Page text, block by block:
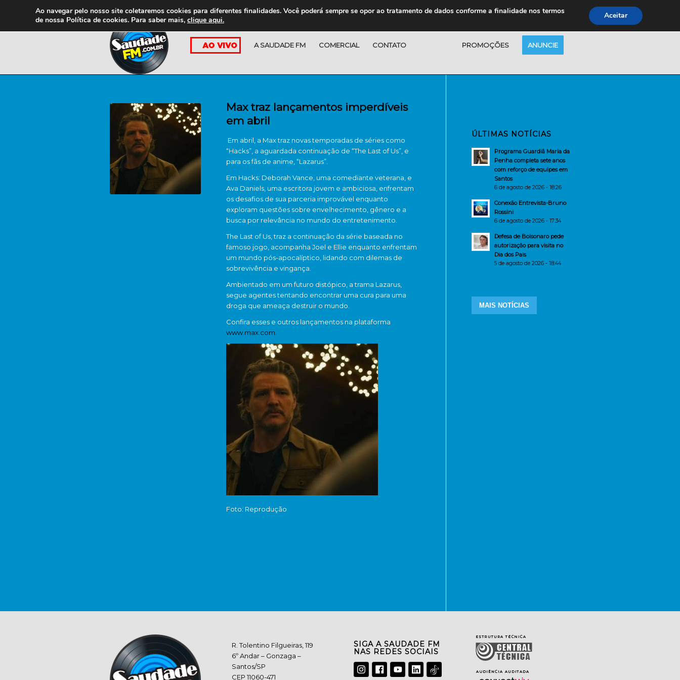
A SAUDADE FM COMERCIAL CONTATO PROMOÇÕES ANUNCIE
Max traz lançamentos imperdíveis
em abril
Em abril, a Max traz novas temporadas de séries como
“Hacks”, a aguardada continuação de “The Last of Us”, e
para os fãs de anime, “Lazarus”.
Em Hacks: Deborah Vance, uma comediante veterana, e
Ava Daniels, uma escritora jovem e ambiciosa, enfrentam
os desafios de sua parceria improvável enquanto
exploram questões sobre envelhecimento, gênero e a
busca por relevância no mundo do entretenimento.
The Last of Us, traz a continuação da série baseada no
famoso jogo, acompanha Joel e Ellie enquanto enfrentam
um mundo pós-apocalíptico, lidando com dilemas de
sobrevivência e vingança.
Ambientado em um futuro distópico, a trama Lazarus,
segue agentes tentando encontrar uma cura para uma
droga que ameaça destruir o mundo.
Confira esses e outros lançamentos na plataforma
www.max.com
Foto: Reprodução
ÚLTIMAS NOTÍCIAS
Programa Guardiã Maria da
Penha completa sete anos
com reforço de equipes em
Santos
6 de agosto de 2026 - 18:26
Conexão Entrevista-Bruno
Rossini
6 de agosto de 2026 - 17:34
Defesa de Bolsonaro pede
autorização para visita no
Dia dos Pais
5 de agosto de 2026 - 18:44
MAIS NOTÍCIAS
R. Tolentino Filgueiras, 119
6º Andar – Gonzaga –
Santos/SP
CEP 11060-471
SIGA A SAUDADE FM
NAS REDES SOCIAIS
Ao navegar pelo nosso site coletaremos cookies para diferentes finalidades. Você poderá sempre se opor ao tratamento de dados conforme a finalidade nos termos
de nossa Política de cookies. Para saber mais, clique aqui. Aceitar